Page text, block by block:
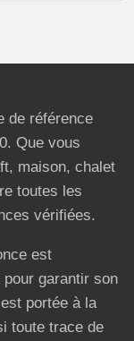
de référence
Que vous
maison, chalet
toutes les
vérifiées.
est
garantir son
portée à la
toute trace de